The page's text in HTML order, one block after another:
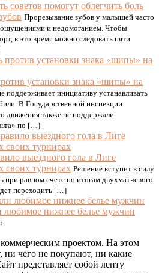
советов помогут облегчить боль
Прорезывание зубов у малышей часто
ощущениями и недомоганием. Чтобы
в это время можно следовать пяти
установки знака «шипы» на
поддерживает инициативу устанавливать
В Государственной инспекции
движения также не поддержали
по […]
выездного гола в Лиге
своих турнирах Решение вступит в силу
при равном счете по итогам двухматчевого
переходить […]
любимое нижнее белье мужчин
проектом. На этом
ни чего не покупают, ни какие
представляет собой ленту